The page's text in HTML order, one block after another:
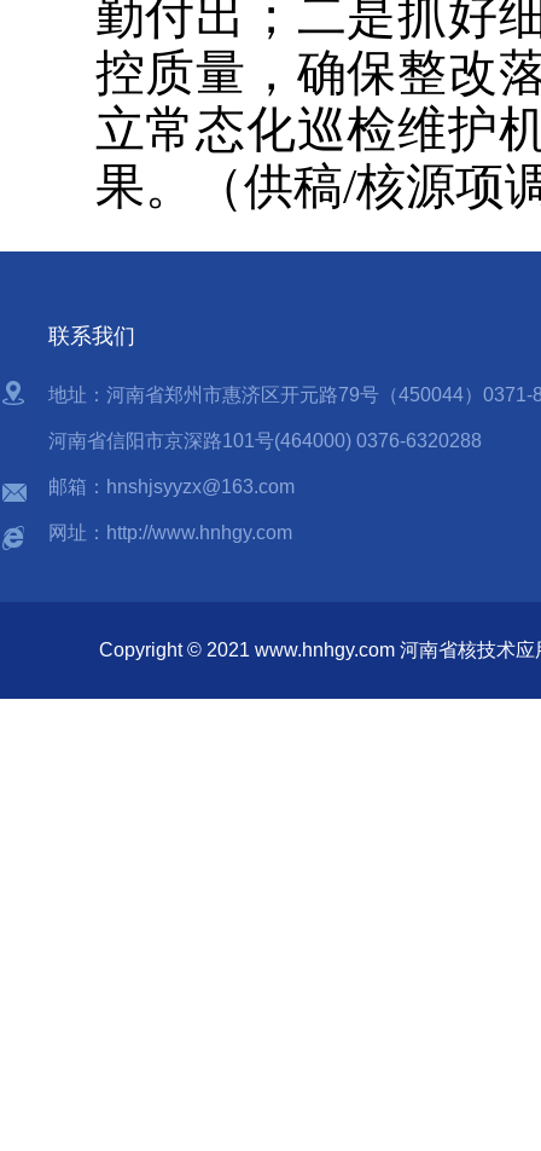
勤付出；二是抓好
控质量，确保整改
立常态化巡检维护
果。（供稿/核源项
联系我们
地址：河南省郑州市惠济区开元路79号（450044）0371-
河南省信阳市京深路101号(464000) 0376-6320288
邮箱：hnshjsyyzx@163.com
网址：http://www.hnhgy.com
Copyright © 2021 www.hnhgy.com 河南省核技术